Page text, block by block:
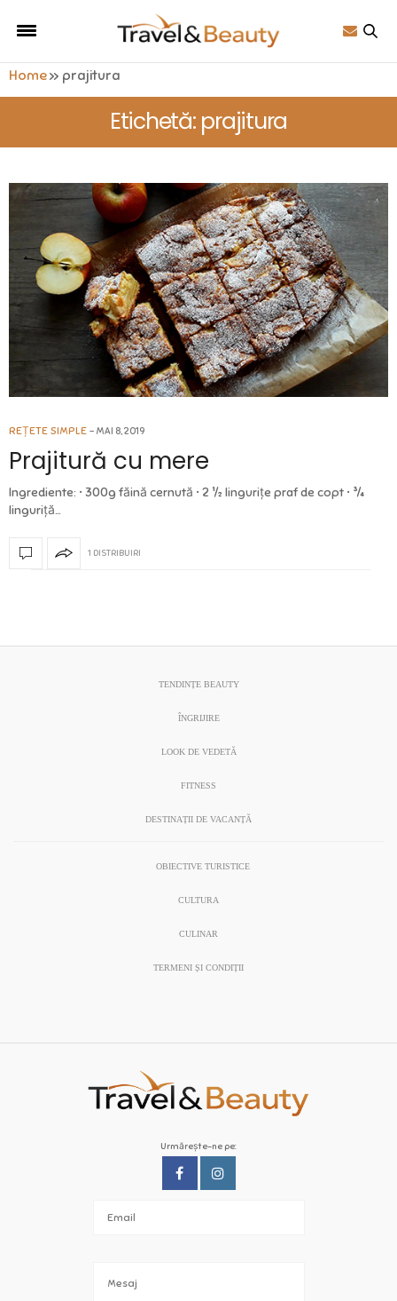
Home» prajitura
Etichetă: prajitura
REȚETE SIMPLE MAI 8, 2019
Prajitură cu mere
Ingrediente: • 300g făină cernută • 2 ½ lingurițe praf de copt • ¾
linguriță…
1 DISTRIBUIRI
TENDINȚE BEAUTY
ÎNGRIJIRE
LOOK DE VEDETĂ
FITNESS
DESTINAȚII DE VACANȚĂ
OBIECTIVE TURISTICE
CULTURA
CULINAR
TERMENI ȘI CONDIȚII
Urmărește-ne pe: